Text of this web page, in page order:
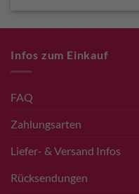
Infos zum Einkauf
FAQ
Zahlungsarten
Liefer- & Versand Infos
Rücksendungen